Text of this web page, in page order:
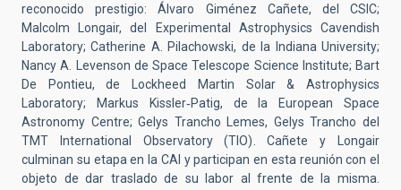
reconocido prestigio: Álvaro Giménez Cañete, del CSIC;
Malcolm Longair, del Experimental Astrophysics Cavendish
Laboratory; Catherine A. Pilachowski, de la Indiana University;
Nancy A. Levenson de Space Telescope Science Institute; Bart
De Pontieu, de Lockheed Martin Solar & Astrophysics
Laboratory; Markus Kissler‐Patig, de la European Space
Astronomy Centre; Gelys Trancho Lemes, Gelys Trancho del
TMT International Observatory (TIO). Cañete y Longair
culminan su etapa en la CAI y participan en esta reunión con el
objeto de dar traslado de su labor al frente de la misma.